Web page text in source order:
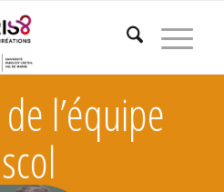
l’équipe